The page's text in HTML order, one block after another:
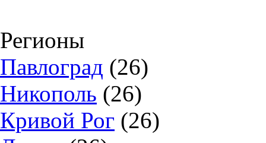
Регионы
Павлоград (26)
Никополь (26)
Кривой Рог (26)